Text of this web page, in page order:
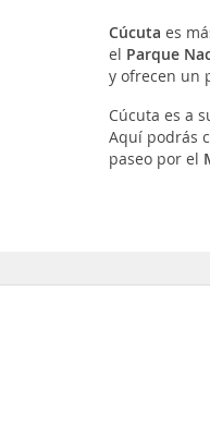
Cúcuta es
el Parque
y ofrecen un
Cúcuta es a
Aquí podrás
paseo por el